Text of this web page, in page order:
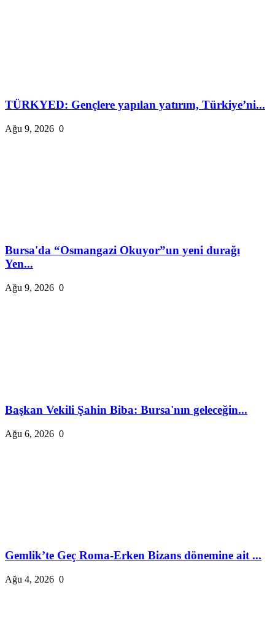
TÜRKYED: Gençlere yapılan yatırım, Türkiye’ni...
Ağu 9, 2026 0
Bursa'da “Osmangazi Okuyor”un yeni durağı
Yen...
Ağu 9, 2026 0
Başkan Vekili Şahin Biba: Bursa'nın geleceğin...
Ağu 6, 2026 0
Gemlik’te Geç Roma-Erken Bizans dönemine ait ...
Ağu 4, 2026 0